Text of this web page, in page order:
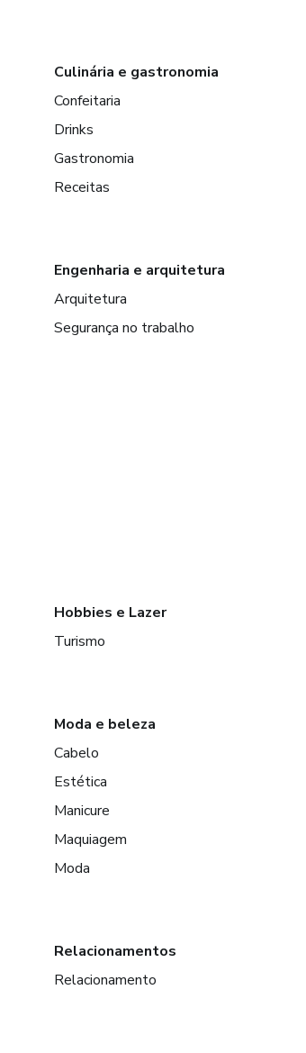
Culinária e gastronomia
Confeitaria
Drinks
Gastronomia
Receitas
Engenharia e arquitetura
Arquitetura
Segurança no trabalho
Hobbies e Lazer
Turismo
Moda e beleza
Cabelo
Estética
Manicure
Maquiagem
Moda
Relacionamentos
Relacionamento